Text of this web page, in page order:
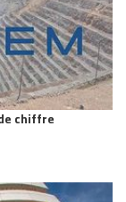
chiffre